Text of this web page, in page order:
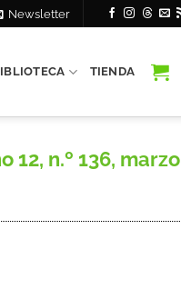
Newsletter
TIENDA
12, n.º 136, marzo